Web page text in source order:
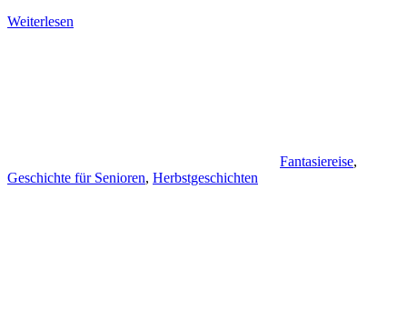
Weiterlesen
Fantasiereise,
Geschichte für Senioren, Herbstgeschichten